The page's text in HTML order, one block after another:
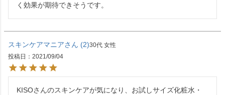
く効果が期待できそうです。
スキンケアマニア 2 30代 女性
投稿日
2021/09/04
KISOさんのスキンケアが気になり、お試しサイズ化粧水・